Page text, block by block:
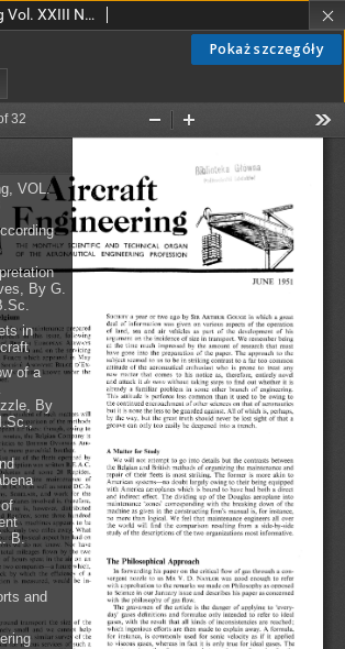
Pokaż szczegóły
Aircraft Engineering Vol. XXIII Nr 268 (1951)